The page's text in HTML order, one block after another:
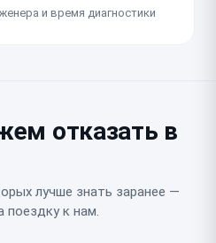
и время диагностики
отказать в
лучше знать заранее —
к нам.